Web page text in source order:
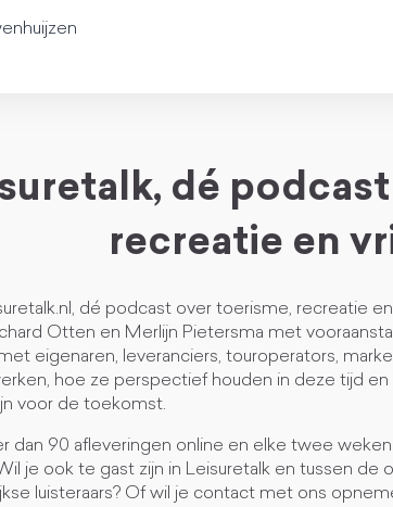
dé
recreatie en
dé podcast over toerisme, recreatie
Otten en Merlijn Pietersma met
eigenaren, leveranciers, touroperators,
hoe ze perspectief houden in deze tijd en
voor de toekomst.
dan 90 afleveringen online en elke twee
je ook te gast zijn in Leisuretalk en tussen de
luisteraars? Of wil je contact met ons